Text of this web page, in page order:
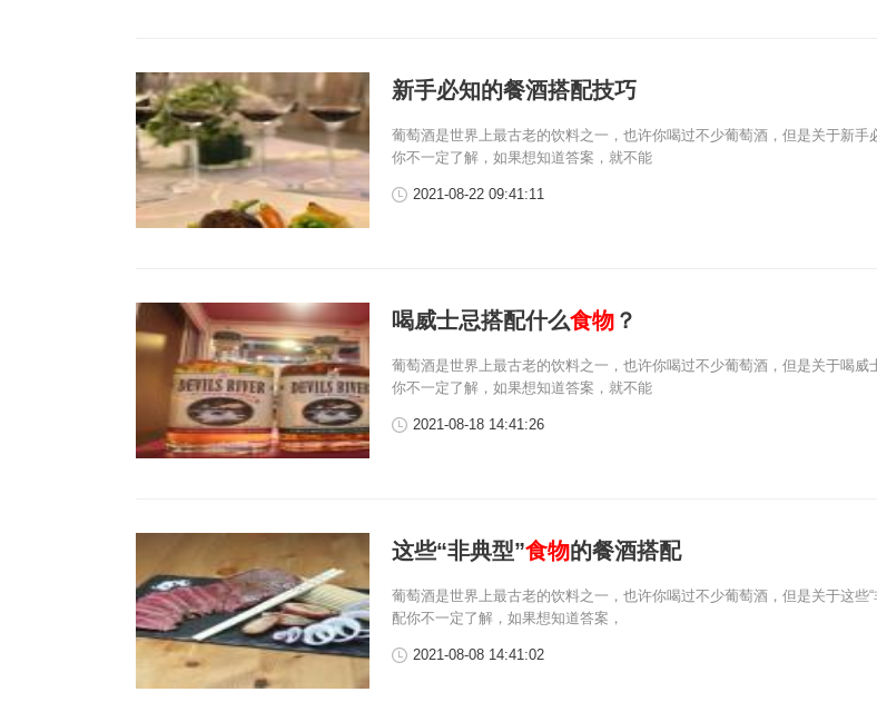
新手必知的餐酒搭配技巧
葡萄酒是世界上最古老的饮料之一，也许你喝过不少葡萄酒，但是关于新手
你不一定了解，如果想知道答案，就不能
2021-08-22 09:41:11
喝威士忌搭配什么食物 ？
葡萄酒是世界上最古老的饮料之一，也许你喝过不少葡萄酒，但是关于喝威
你不一定了解，如果想知道答案，就不能
2021-08-18 14:41:26
这些“非典型”食物的餐酒搭配
葡萄酒是世界上最古老的饮料之一，也许你喝过不少葡萄酒，但是关于这些“
配你不一定了解，如果想知道答案，
2021-08-08 14:41:02